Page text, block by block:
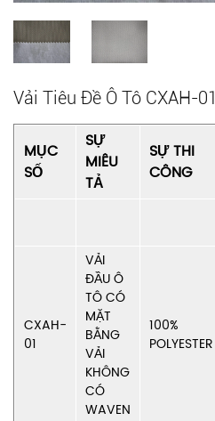
Vải Tiêu Đề Ô Tô CXAH-01
MỤC
SỐ
SỰ
MIÊU
TẢ
SỰ THI
CÔNG
CXAH-
01
VẢI
ĐẦU Ô
TÔ CÓ
MẶT
BẰNG
VẢI
KHÔNG
CÓ
WAVEN
100%
POLYESTER